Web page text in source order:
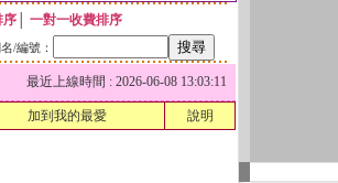
序
一對一收費排序
/編號：
最近上線時間 : 2026-06-08 13:03:11
加到我的最愛 說明